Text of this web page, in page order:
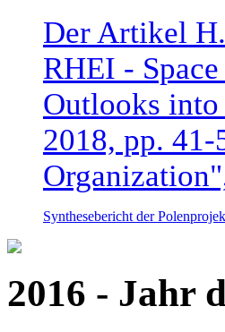
Der Artikel
RHEI -
Outlooks
2018, pp.
Synthesebericht der
2016 - Jahr